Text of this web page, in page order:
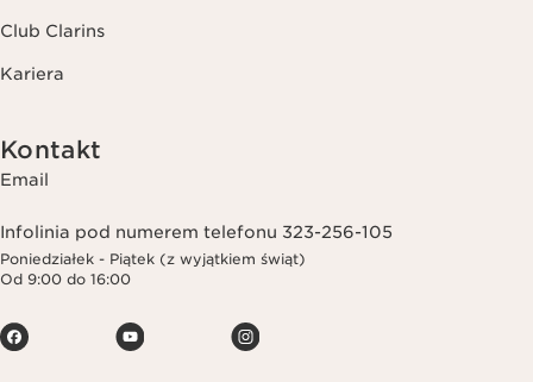
Club Clarins
Kariera
Kontakt
Email
Infolinia pod numerem telefonu 323-256-105
Poniedziałek - Piątek (z wyjątkiem świąt)
Od 9:00 do 16:00